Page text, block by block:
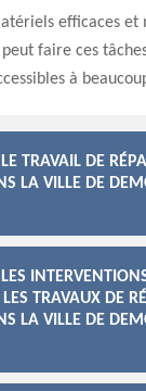
efficaces et
faire ces
à
TRAVAIL DE
LA VILLE DE
LES TRAVAUX DE
LA VILLE DE